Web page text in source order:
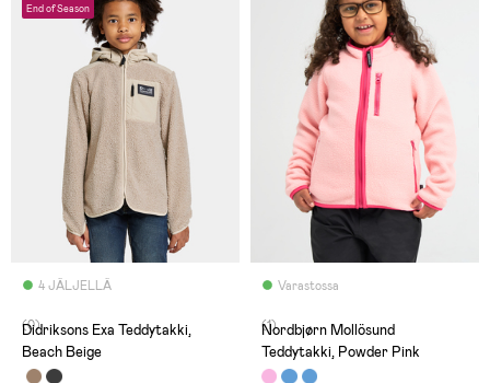
End of Season
4 JÄLJELLÄ
(0)
Didriksons Exa Teddytakki,
Beach Beige
Varastossa
(1)
Nordbjørn Mollösund
Teddytakki, Powder Pink